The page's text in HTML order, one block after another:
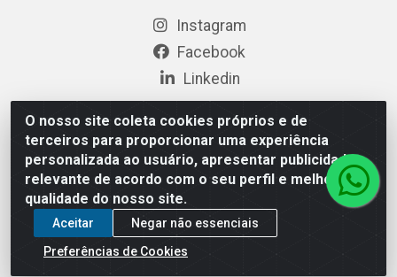
O nosso site coleta cookies próprios e de
terceiros para proporcionar uma experiência
personalizada ao usuário, apresentar publicidade
relevante de acordo com o seu perfil e melhorar a
qualidade do nosso site.
Aceitar
Negar não essenciais
Preferências de Cookies
Instagram
Facebook
Linkedin
Rua Chipuê, 117 - S. Miguel Paulista São Paulo/SP - CEP
08010-260- CNPJ: 03.010.739/0001-72